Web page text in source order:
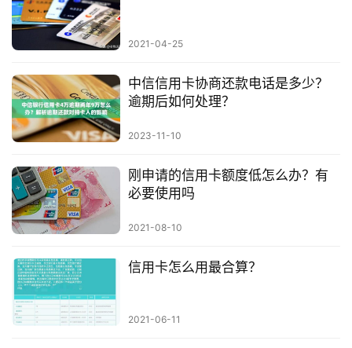
2021-04-25
中信信用卡协商还款电话是多少？
逾期后如何处理？
2023-11-10
刚申请的信用卡额度低怎么办？有
必要使用吗
2021-08-10
信用卡怎么用最合算？
2021-06-11